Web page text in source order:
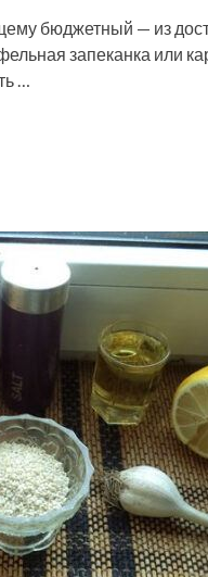
бюджетный — из
запеканка или
…